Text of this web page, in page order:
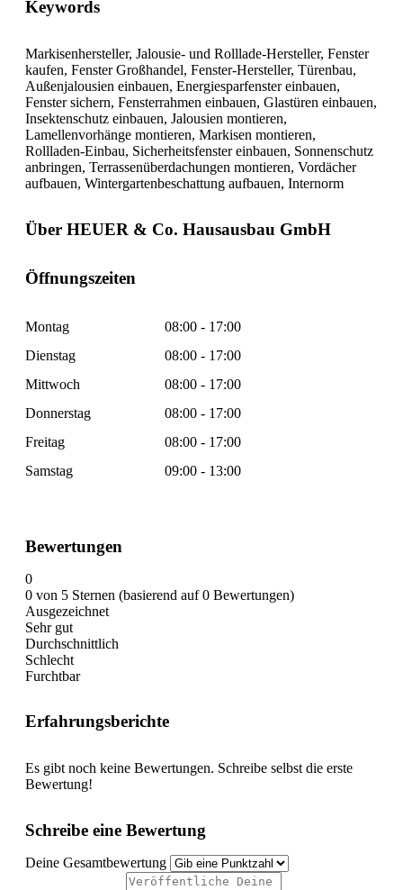
Keywords
Markisenhersteller, Jalousie- und Rolllade-Hersteller, Fenster
kaufen, Fenster Großhandel, Fenster-Hersteller, Türenbau,
Außenjalousien einbauen, Energiesparfenster einbauen,
Fenster sichern, Fensterrahmen einbauen, Glastüren einbauen,
Insektenschutz einbauen, Jalousien montieren,
Lamellenvorhänge montieren, Markisen montieren,
Rollladen-Einbau, Sicherheitsfenster einbauen, Sonnenschutz
anbringen, Terrassenüberdachungen montieren, Vordächer
aufbauen, Wintergartenbeschattung aufbauen, Internorm
Über HEUER & Co. Hausausbau GmbH
Öffnungszeiten
Montag
08:00 - 17:00
Dienstag
08:00 - 17:00
Mittwoch
08:00 - 17:00
Donnerstag
08:00 - 17:00
Freitag
08:00 - 17:00
Samstag
09:00 - 13:00
Bewertungen
0
0 von 5 Sternen (basierend auf 0 Bewertungen)
Ausgezeichnet
Sehr gut
Durchschnittlich
Schlecht
Furchtbar
Erfahrungsberichte
Es gibt noch keine Bewertungen. Schreibe selbst die erste
Bewertung!
Schreibe eine Bewertung
Deine Gesamtbewertung